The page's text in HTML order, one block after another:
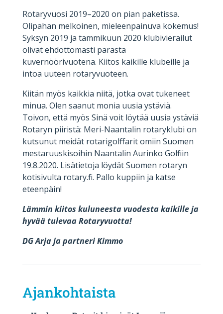
Rotaryvuosi 2019–2020 on pian paketissa.
Olipahan melkoinen, mieleenpainuva kokemus!
Syksyn 2019 ja tammikuun 2020 klubivierailut
olivat ehdottomasti parasta
kuvernöörivuotena. Kiitos kaikille klubeille ja
intoa uuteen rotaryvuoteen.
Kiitän myös kaikkia niitä, jotka ovat tukeneet
minua. Olen saanut monia uusia ystäviä.
Toivon, että myös Sinä voit löytää uusia ystäviä
Rotaryn piiristä: Meri-Naantalin rotaryklubi on
kutsunut meidät rotarigolffarit omiin Suomen
mestaruuskisoihin Naantalin Aurinko Golfiin
19.8.2020. Lisätietoja löydät Suomen rotaryn
kotisivulta rotary.fi. Pallo kuppiin ja katse
eteenpäin!
Lämmin kiitos kuluneesta vuodesta kaikille ja
hyvää tulevaa Rotaryvuotta!
DG Arja ja partneri Kimmo
Ajankohtaista